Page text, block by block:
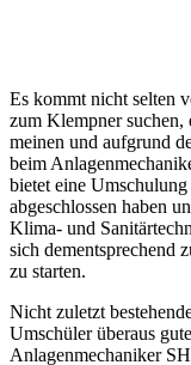
Es kommt nicht selten
zum Klempner suchen,
meinen und aufgrund
beim
bietet eine
abgeschlossen haben
Klima- und
sich dementsprechend
zu starten.
Nicht zuletzt
Umschüler überaus
Anlagenmechaniker